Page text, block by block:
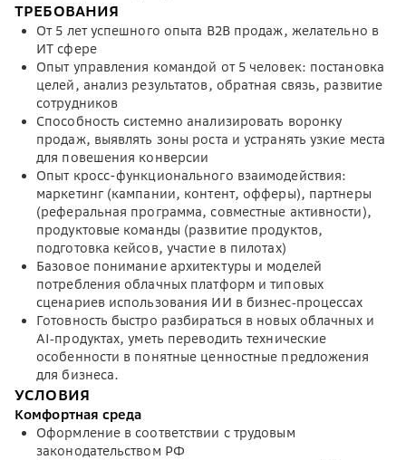
ТРЕБОВАНИЯ
От 5 лет успешного опыта B2B продаж, желательно в
ИТ сфере
Опыт управления командой от 5 человек: постановка
целей, анализ результатов, обратная связь, развитие
сотрудников
Способность системно анализировать воронку
продаж, выявлять зоны роста и устранять узкие места
для повешения конверсии
Опыт кросс-функционального взаимодействия:
маркетинг (кампании, контент, офферы), партнеры
(реферальная программа, совместные активности),
продуктовые команды (развитие продуктов,
подготовка кейсов, участие в пилотах)
Базовое понимание архитектуры и моделей
потребления облачных платформ и типовых
сценариев использования ИИ в бизнес‑процессах
Готовность быстро разбираться в новых облачных и
AI‑продуктах, уметь переводить технические
особенности в понятные ценностные предложения
для бизнеса.
УСЛОВИЯ
Комфортная среда
Оформление в соответствии с трудовым
законодательством РФ